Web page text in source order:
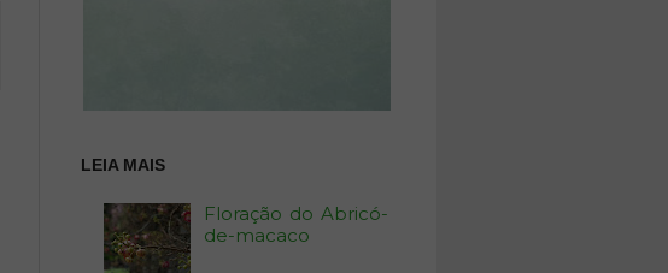
LEIA MAIS
Floração do Abricó-
de-macaco